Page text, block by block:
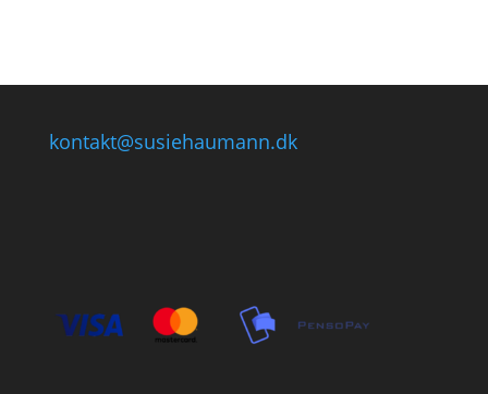
kontakt@susiehaumann.dk